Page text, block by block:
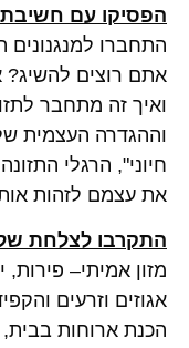
הפסיקו עם
התחברו למנגנונים
אתם רוצים להשיג?
ואיך זה מתחבר
וההגדרה העצמית
חיוני", הרגלי
את עצמם לזהות
התקרבו לצלחת
מזון אמיתי–
אגוזים וזרעים
הכנת ארוחות